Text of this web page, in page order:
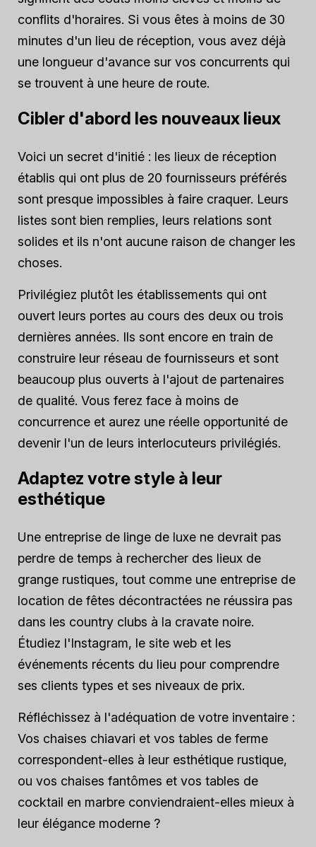
conflits d'horaires. Si vous êtes à moins de 30
minutes d'un lieu de réception, vous avez déjà
une longueur d'avance sur vos concurrents qui
se trouvent à une heure de route.
Cibler d'abord les nouveaux lieux
Voici un secret d'initié : les lieux de réception
établis qui ont plus de 20 fournisseurs préférés
sont presque impossibles à faire craquer. Leurs
listes sont bien remplies, leurs relations sont
solides et ils n'ont aucune raison de changer les
choses.
Privilégiez plutôt les établissements qui ont
ouvert leurs portes au cours des deux ou trois
dernières années. Ils sont encore en train de
construire leur réseau de fournisseurs et sont
beaucoup plus ouverts à l'ajout de partenaires
de qualité. Vous ferez face à moins de
concurrence et aurez une réelle opportunité de
devenir l'un de leurs interlocuteurs privilégiés.
Adaptez votre style à leur
esthétique
Une entreprise de linge de luxe ne devrait pas
perdre de temps à rechercher des lieux de
grange rustiques, tout comme une entreprise de
location de fêtes décontractées ne réussira pas
dans les country clubs à la cravate noire.
Étudiez l'Instagram, le site web et les
événements récents du lieu pour comprendre
ses clients types et ses niveaux de prix.
Réfléchissez à l'adéquation de votre inventaire :
Vos chaises chiavari et vos tables de ferme
correspondent-elles à leur esthétique rustique,
ou vos chaises fantômes et vos tables de
cocktail en marbre conviendraient-elles mieux à
leur élégance moderne ?